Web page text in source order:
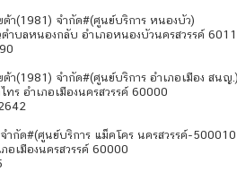
ต้า(1981) จำกัด#(ศูนย์บริการ หนองบัว)
บลหนองกลับ อำเภอหนองบัวนครสวรรค์
า(1981) จำกัด#(ศูนย์บริการ อำเภอเมือง สนญ.)
อำเภอเมืองนครสวรรค์ 60000
กัด#(ศูนย์บริการ แม็คโคร นครสวรรค์-
เมืองนครสวรรค์ 60000